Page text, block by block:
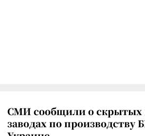
СМИ сообщили о скрытых
заводах по производству